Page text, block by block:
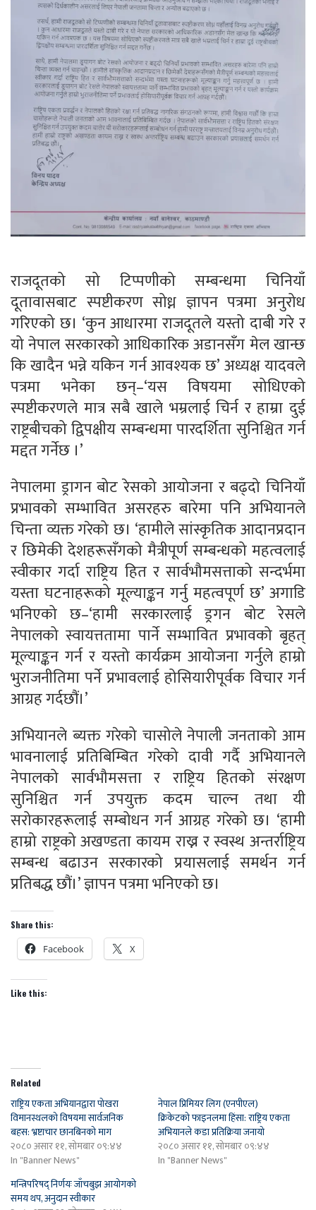
राजदूतको सो टिप्पणीको सम्बन्धमा चिनियाँ
दूतावासबाट स्पष्टीकरण सोध्न ज्ञापन पत्रमा अनुरोध
गरिएको छ। ‘कुन आधारमा राजदूतले यस्तो दाबी गरे र
यो नेपाल सरकारको आधिकारिक अडानसँग मेल खान्छ
कि खादैन भन्ने यकिन गर्न आवश्यक छ’ अध्यक्ष यादवले
पत्रमा भनेका छन्–‘यस विषयमा सोधिएको
स्पष्टीकरणले मात्र सबै खाले भम्रलाई चिर्न र हाम्रा दुई
राष्ट्रबीचको द्विपक्षीय सम्बन्धमा पारदर्शिता सुनिश्चित गर्न
मद्दत गर्नेछ ।’
नेपालमा ड्रागन बोट रेसको आयोजना र बढ्दो चिनियाँ
प्रभावको सम्भावित असरहरु बारेमा पनि अभियानले
चिन्ता व्यक्त गरेको छ। ‘हामीले सांस्कृतिक आदानप्रदान
र छिमेकी देशहरूसँगको मैत्रीपूर्ण सम्बन्धको महत्वलाई
स्वीकार गर्दा राष्ट्रिय हित र सार्वभौमसत्ताको सन्दर्भमा
यस्ता घटनाहरूको मूल्याङ्कन गर्नु महत्वपूर्ण छ’ अगाडि
भनिएको छ–‘हामी सरकारलाई ड्रगन बोट रेसले
नेपालको स्वायत्ततामा पार्ने सम्भावित प्रभावको बृहत्
मूल्याङ्कन गर्न र यस्तो कार्यक्रम आयोजना गर्नुले हाम्रो
भुराजनीतिमा पर्ने प्रभावलाई होसियारीपूर्वक विचार गर्न
आग्रह गर्दछौं।’
अभियानले ब्यक्त गरेको चासोले नेपाली जनताको आम
भावनालाई प्रतिबिम्बित गरेको दावी गर्दै अभियानले
नेपालको सार्वभौमसत्ता र राष्ट्रिय हितको संरक्षण
सुनिश्चित गर्न उपयुक्त कदम चाल्न तथा यी
सरोकारहरूलाई सम्बोधन गर्न आग्रह गरेको छ। ‘हामी
हाम्रो राष्ट्रको अखण्डता कायम राख्न र स्वस्थ अन्तर्राष्ट्रिय
सम्बन्ध बढाउन सरकारको प्रयासलाई समर्थन गर्न
प्रतिबद्ध छौं।’ ज्ञापन पत्रमा भनिएको छ।
Share this:
Facebook X
Like this:
Related
राष्ट्रिय एकता अभियानद्वारा पोखरा
विमानस्थलको विषयमा सार्वजनिक
बहस: भ्रष्टाचार छानबिनको माग
२०८० असार ११, सोमबार ०९:४४
In "Banner News"
नेपाल प्रिमियर लिग (एनपीएल)
क्रिकेटको फाइनलमा हिंसा: राष्ट्रिय एकता
अभियानले कडा प्रतिक्रिया जनायो
२०८० असार ११, सोमबार ०९:४४
In "Banner News"
मन्त्रिपरिषद् निर्णयः जाँचबुझ आयोगको
समय थप, अनुदान स्वीकार